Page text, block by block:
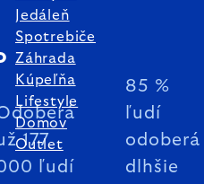
177
ľudí
85 %
ľudí
odoberá
dlhšie
Jedáleň
Spotrebiče
Záhrada
Kúpeľňa
Lifestyle
Domov
Outlet